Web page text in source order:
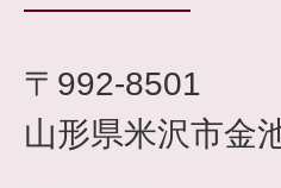
〒992-8501
山形県米沢市金